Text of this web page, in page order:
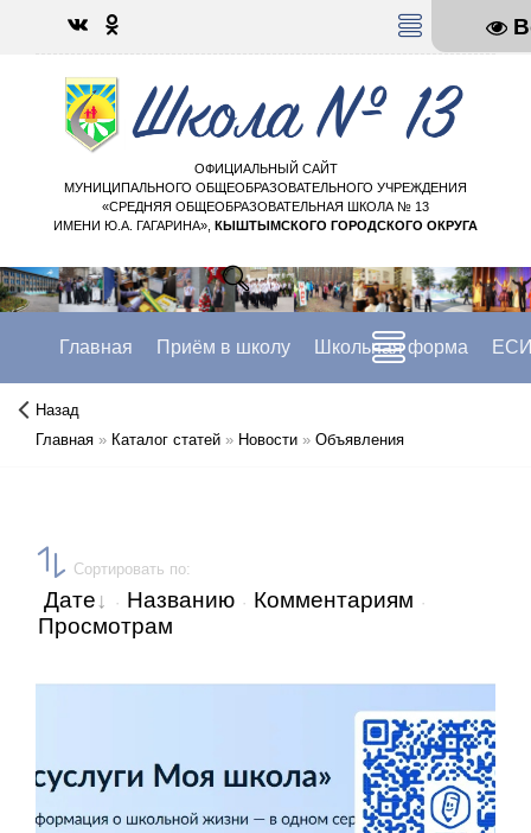
МЕНЮ
ОФИЦИАЛЬНЫЙ САЙТ
МУНИЦИПАЛЬНОГО ОБЩЕОБРАЗОВАТЕЛЬНОГО УЧРЕЖДЕНИЯ
«СРЕДНЯЯ ОБЩЕОБРАЗОВАТЕЛЬНАЯ ШКОЛА № 13
ИМЕНИ Ю.А. ГАГАРИНА», КЫШТЫМСКОГО ГОРОДСКОГО ОКРУГА
Главная Приём в школу Школьная форма
Назад
Главная » Каталог статей » Новости » Объявления
Сортировать по:
Дате · Названию · Комментариям ·
Просмотрам